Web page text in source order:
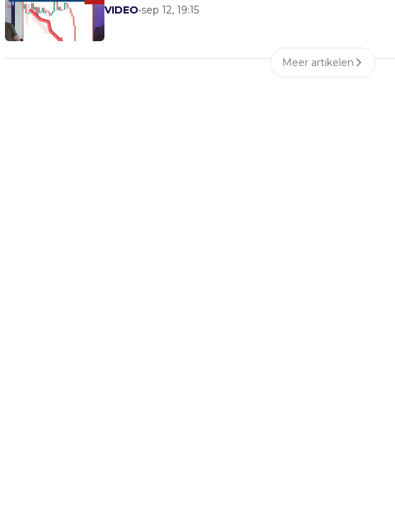
VIDEO•sep 12, 19:15
Meer artikelen